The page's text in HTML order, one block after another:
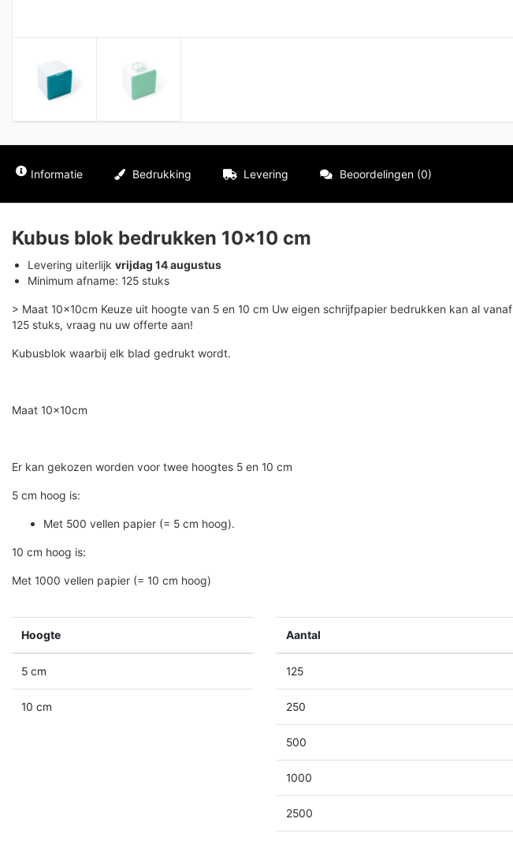
Informatie Bedrukking Levering Beoordelingen (0)
Kubus blok bedrukken 10×10 cm
Levering uiterlijk vrijdag 14 augustus
Minimum afname: 125 stuks
> Maat 10x10cm Keuze uit hoogte van 5 en 10 cm Uw eigen schrijfpapier bedrukken kan al vanaf
125 stuks, vraag nu uw offerte aan!
Kubusblok waarbij elk blad gedrukt wordt.
Maat 10x10cm
Er kan gekozen worden voor twee hoogtes 5 en 10 cm
5 cm hoog is:
Met 500 vellen papier (= 5 cm hoog).
10 cm hoog is:
Met 1000 vellen papier (= 10 cm hoog)
Hoogte
5 cm
10 cm
Aantal
125
250
500
1000
2500